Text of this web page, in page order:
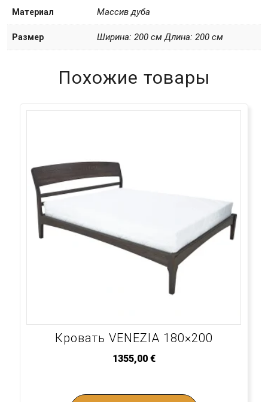
Материал Массив дуба
Размер Ширина: 200 см Длина: 200 см
Похожие товары
Кровать VENEZIA 180×200
1355,00 €